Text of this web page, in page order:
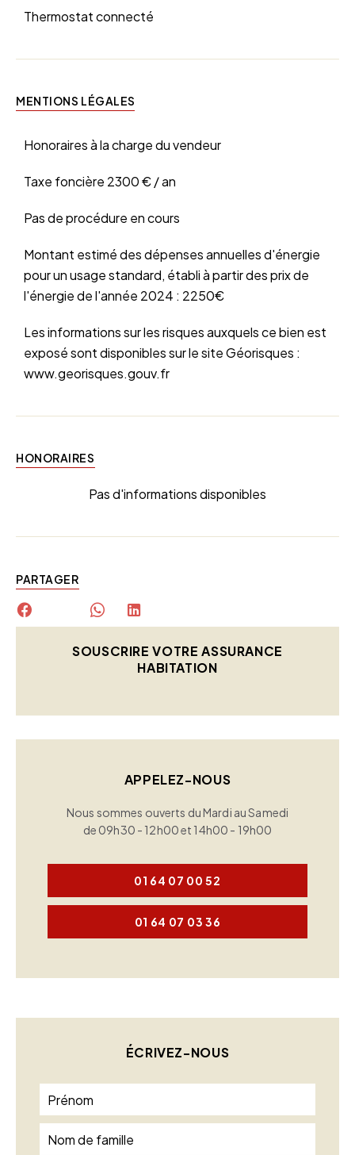
Thermostat connecté
MENTIONS LÉGALES
Honoraires à la charge du vendeur
Taxe foncière 2300 € / an
Pas de procédure en cours
Montant estimé des dépenses annuelles d'énergie
pour un usage standard, établi à partir des prix de
l'énergie de l'année 2024 : 2250€
Les informations sur les risques auxquels ce bien est
exposé sont disponibles sur le site Géorisques :
www.georisques.gouv.fr
HONORAIRES
Pas d'informations disponibles
PARTAGER
SOUSCRIRE VOTRE ASSURANCE
HABITATION
APPELEZ-NOUS
Nous sommes ouverts du Mardi au Samedi
de 09h30 - 12h00 et 14h00 - 19h00
01 64 07 00 52
01 64 07 03 36
ÉCRIVEZ-NOUS